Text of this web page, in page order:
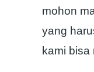
mohon
yang
kami bisa